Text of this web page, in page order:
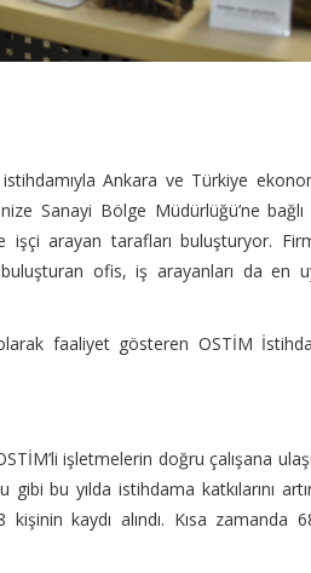
Ankara ve Türkiye
Sanayi Bölge Müdürlüğü’ne
arayan tarafları buluşturyor.
ofis, iş arayanları da en
faaliyet gösteren OSTİM
işletmelerin doğru çalışana
bu yılda istihdama katkılarını
kaydı alındı. Kısa zamanda